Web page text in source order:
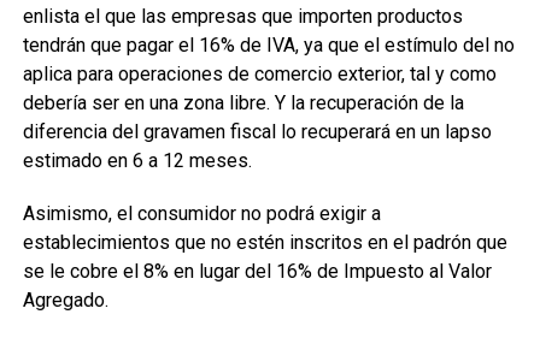
enlista el que las empresas que importen productos
tendrán que pagar el 16% de IVA, ya que el estímulo del no
aplica para operaciones de comercio exterior, tal y como
debería ser en una zona libre. Y la recuperación de la
diferencia del gravamen fiscal lo recuperará en un lapso
estimado en 6 a 12 meses.
Asimismo, el consumidor no podrá exigir a
establecimientos que no estén inscritos en el padrón que
se le cobre el 8% en lugar del 16% de Impuesto al Valor
Agregado.